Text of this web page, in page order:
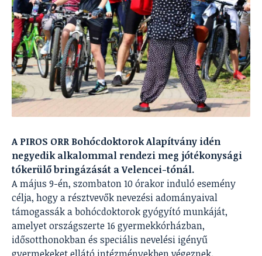
A PIROS ORR Bohócdoktorok Alapítvány idén
negyedik alkalommal rendezi meg jótékonysági
tókerülő bringázását a Velencei-tónál.
A május 9-én, szombaton 10 órakor induló esemény
célja, hogy a résztvevők nevezési adományaival
támogassák a bohócdoktorok gyógyító munkáját,
amelyet országszerte 16 gyermekkórházban,
idősotthonokban és speciális nevelési igényű